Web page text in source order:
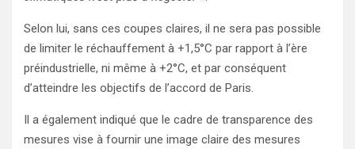
Selon lui, sans ces coupes claires, il ne sera pas possible
de limiter le réchauffement à +1,5°C par rapport à l’ère
préindustrielle, ni même à +2°C, et par conséquent
d’atteindre les objectifs de l’accord de Paris.
Il a également indiqué que le cadre de transparence des
mesures vise à fournir une image claire des mesures